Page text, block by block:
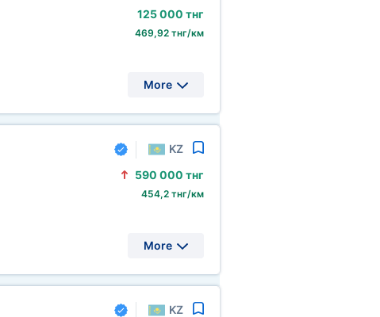
125 000 тнг
469,92 тнг/км
More
KZ
590 000 тнг
454,2 тнг/км
More
KZ